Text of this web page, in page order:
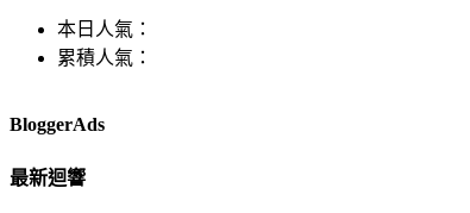
本日人氣：
累積人氣：
BloggerAds
最新迴響